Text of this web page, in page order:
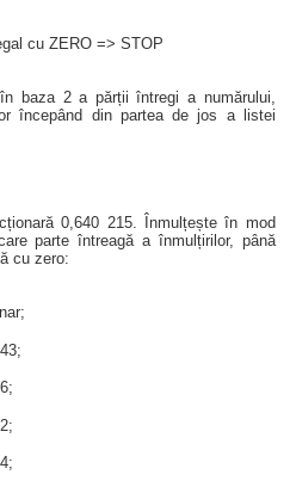
cu ZERO => STOP
baza 2 a părții întregi a numărului,
începând din partea de jos a listei
0,640 215. Înmulțește în mod
parte întreagă a înmulțirilor, până
cu zero: